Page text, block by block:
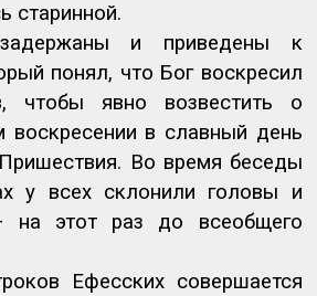
старинной.
и приведены к
понял, что Бог воскресил
чтобы явно возвестить о
в славный день
Во время беседы
у всех склонили головы и
на этот раз до всеобщего
Ефесских совершается